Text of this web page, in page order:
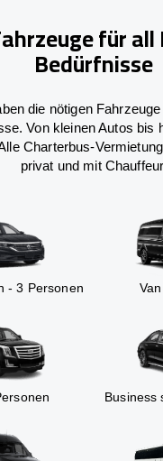
für
Bedürfnisse
die nötigen
Von kleinen Autos bis
Charterbus-
privat und mit
- 3 Personen
Business